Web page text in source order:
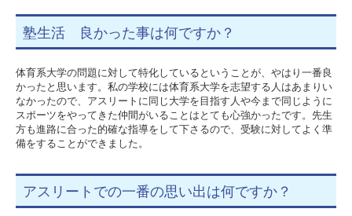
塾生活 良かった事は何ですか？
体育系大学の問題に対して特化しているということが、やはり一番良
かったと思います。私の学校には体育系大学を志望する人はあまりい
なかったので、アスリートに同じ大学を目指す人や今まで同じように
スポーツをやってきた仲間がいることはとても心強かったです。先生
方も進路に合った的確な指導をして下さるので、受験に対してよく準
備をすることができました。
アスリートでの一番の思い出は何ですか？